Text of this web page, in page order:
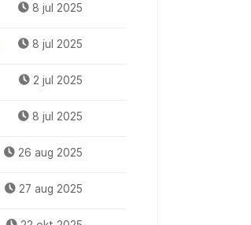
8 jul 2025
8 jul 2025
2 jul 2025
8 jul 2025
26 aug 2025
27 aug 2025